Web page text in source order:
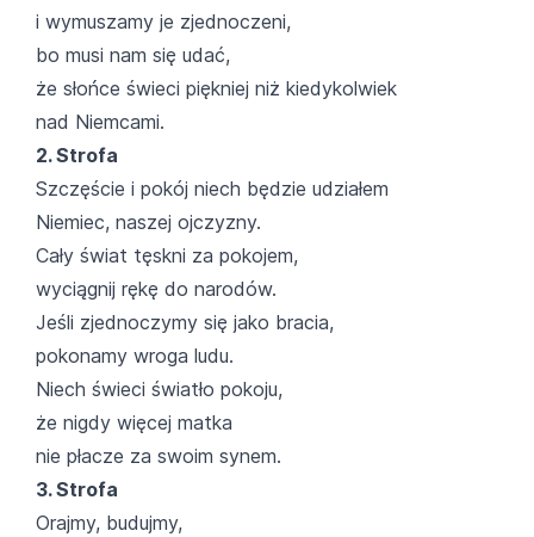
i wymuszamy je zjednoczeni,
bo musi nam się udać,
że słońce świeci piękniej niż kiedykolwiek
nad Niemcami.
2. Strofa
Szczęście i pokój niech będzie udziałem
Niemiec, naszej ojczyzny.
Cały świat tęskni za pokojem,
wyciągnij rękę do narodów.
Jeśli zjednoczymy się jako bracia,
pokonamy wroga ludu.
Niech świeci światło pokoju,
że nigdy więcej matka
nie płacze za swoim synem.
3. Strofa
Orajmy, budujmy,